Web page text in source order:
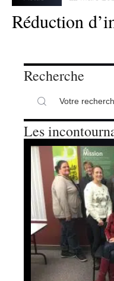
Réduction
Recherche
Les